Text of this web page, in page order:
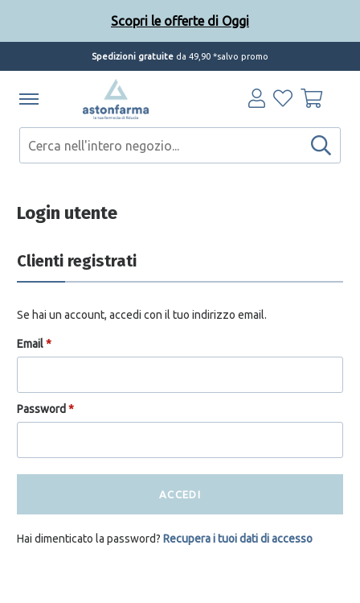
Spedizioni gratuite da 49,90 *salvo promo
Login utente
Clienti registrati
Se hai un account, accedi con il tuo indirizzo email.
Email*
Password *
ACCEDI
Hai dimenticato la password? Recupera i tuoi dati di accesso
Scopri le offerte di Oggi
Scopri le offerte di Oggi